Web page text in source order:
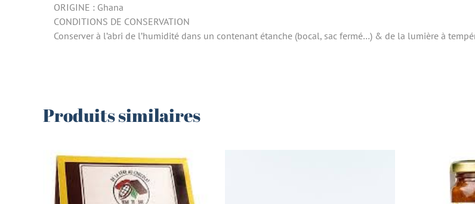
ORIGINE : Ghana
CONDITIONS DE CONSERVATION
Conserver à l’abri de l’humidité dans un contenant étanche (bocal, sac fermé…) & de la lumière à
Produits similaires